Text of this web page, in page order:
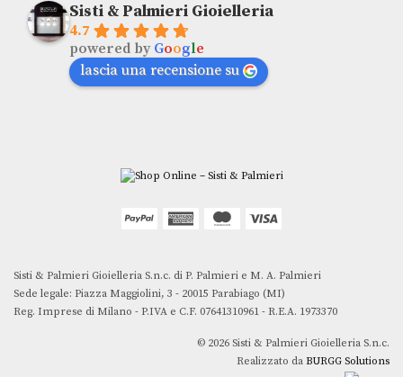
Sisti & Palmieri Gioielleria
4.7
powered by Google
lascia una recensione su
Sisti & Palmieri Gioielleria S.n.c. di P. Palmieri e M. A. Palmieri
Sede legale: Piazza Maggiolini, 3 - 20015 Parabiago (MI)
Reg. Imprese di Milano - P.IVA e C.F. 07641310961 - R.E.A. 1973370
© 2026 Sisti & Palmieri Gioielleria S.n.c.
Realizzato da BURGG Solutions